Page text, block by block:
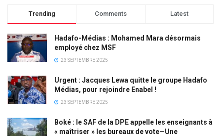
Trending Comments Latest
Hadafo-Médias : Mohamed Mara désormais
employé chez MSF
23 SEPTEMBRE 2025
Urgent : Jacques Lewa quitte le groupe Hadafo
Médias, pour rejoindre Enabel !
23 SEPTEMBRE 2025
Boké : le SAF de la DPE appelle les enseignants à
« maîtriser » les bureaux de vote—Une